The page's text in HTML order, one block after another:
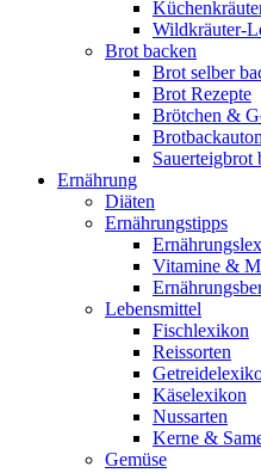
Wildkräuter-
Brot backen
Brot selber
Brot Rezepte
Brötchen &
Sauerteigbrot
Ernährung
Diäten
Ernährungstipps
Vitamine &
Lebensmittel
Fischlexikon
Reissorten
Käselexikon
Nussarten
Kerne &
Gemüse